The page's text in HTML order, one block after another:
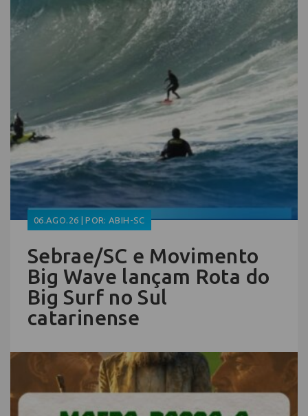
06.AGO.26 | POR: ABIH-SC
Sebrae/SC e Movimento
Big Wave lançam Rota do
Big Surf no Sul
catarinense